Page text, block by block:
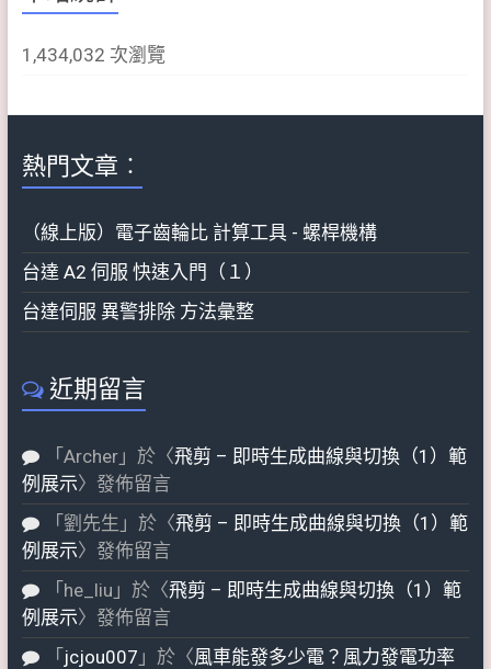
1,434,032 次瀏覽
熱門文章︰
（線上版）電子齒輪比 計算工具 - 螺桿機構
台達 A2 伺服 快速入門（１）
台達伺服 異警排除 方法彙整
近期留言
「 Archer」於〈飛剪 – 即時生成曲線與切換（1）範
例展示〉發佈留言
「 劉先生 」於〈飛剪 – 即時生成曲線與切換（1）範
例展示〉發佈留言
「 he_liu 」於〈飛剪 – 即時生成曲線與切換（1）範
例展示〉發佈留言
「 jcjou007 」於〈風車能發多少電？風力發電功率